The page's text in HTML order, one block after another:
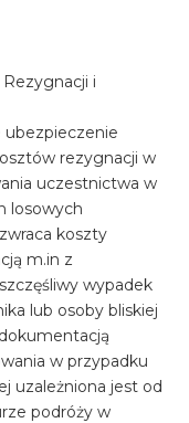
i
rezygnacji w
uczestnictwa w
losowych
koszty
m.in z
wypadek
lub osoby bliskiej
w przypadku
uzależniona jest od
podróży w